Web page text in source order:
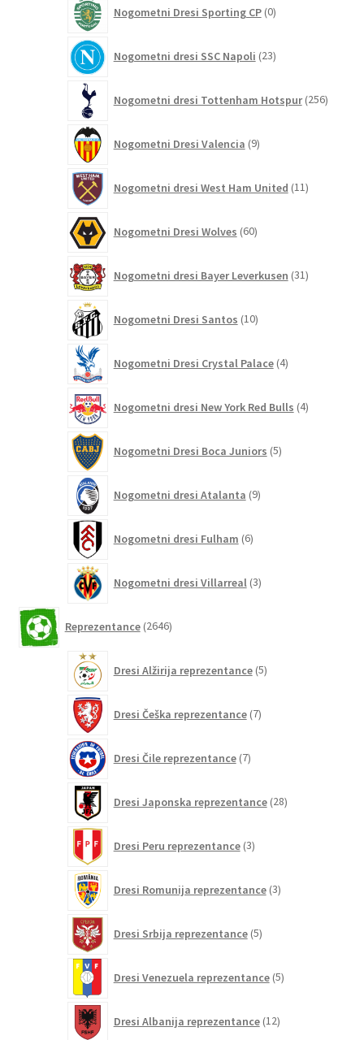
Nogometni Dresi Sporting CP 0izdelkov
Nogometni dresi SSC Napoli 23izdelkov
Nogometni dresi Tottenham Hotspur 256
Nogometni Dresi Valencia 9izdelkov
Nogometni dresi West Ham United 11izdelkov
Nogometni Dresi Wolves 60izdelkov
Nogometni dresi Bayer Leverkusen 31izdelkov
Nogometni Dresi Santos 10izdelkov
Nogometni Dresi Crystal Palace 4izdelki
Nogometni dresi New York Red Bulls 4izdelki
Nogometni Dresi Boca Juniors 5izdelkov
Nogometni dresi Atalanta 9izdelkov
Nogometni dresi Fulham 6izdelkov
Nogometni dresi Villarreal 3izdelki
Reprezentance 2646izdelkov
Dresi Alžirija reprezentance 5izdelkov
Dresi Češka reprezentance 7izdelkov
Dresi Čile reprezentance 7izdelkov
Dresi Japonska reprezentance 28izdelkov
Dresi Peru reprezentance 3izdelki
Dresi Romunija reprezentance 3izdelki
Dresi Srbija reprezentance 5izdelkov
Dresi Venezuela reprezentance 5izdelkov
Dresi Albanija reprezentance 12izdelkov